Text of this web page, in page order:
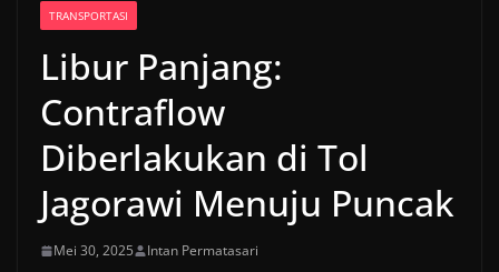
TRANSPORTASI
Libur Panjang:
Contraflow
Diberlakukan di Tol
Jagorawi Menuju Puncak
Mei 30, 2025 Intan Permatasari